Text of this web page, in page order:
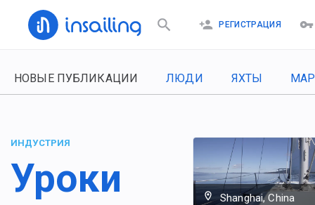
РЕГИСТРАЦИЯ
НОВЫЕ ПУБЛИКАЦИИ ЛЮДИ ЯХТЫ
ИНДУСТРИЯ
Уроки
Shanghai, China